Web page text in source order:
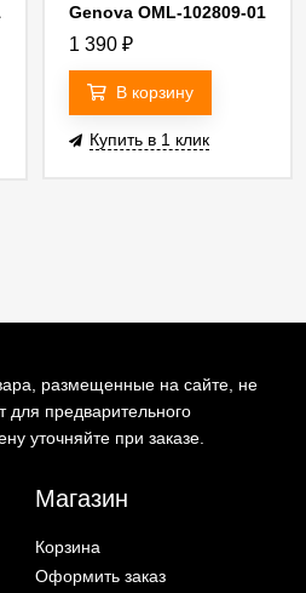
Genova OML-102809-01
1 390 ₽
В корзину
Купить в 1 клик
размещенные на сайте, не
предварительного
уточняйте при заказе.
Магазин
Корзина
Оформить заказ